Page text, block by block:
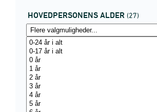
HOVEDPERSONENS ALDER (27)